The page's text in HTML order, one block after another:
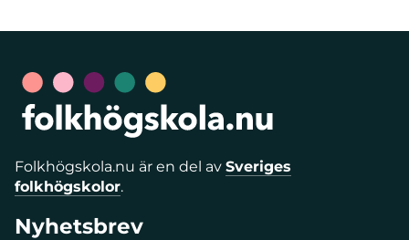
Folkhögskola.nu är en del av Sveriges
folkhögskolor.
Nyhetsbrev